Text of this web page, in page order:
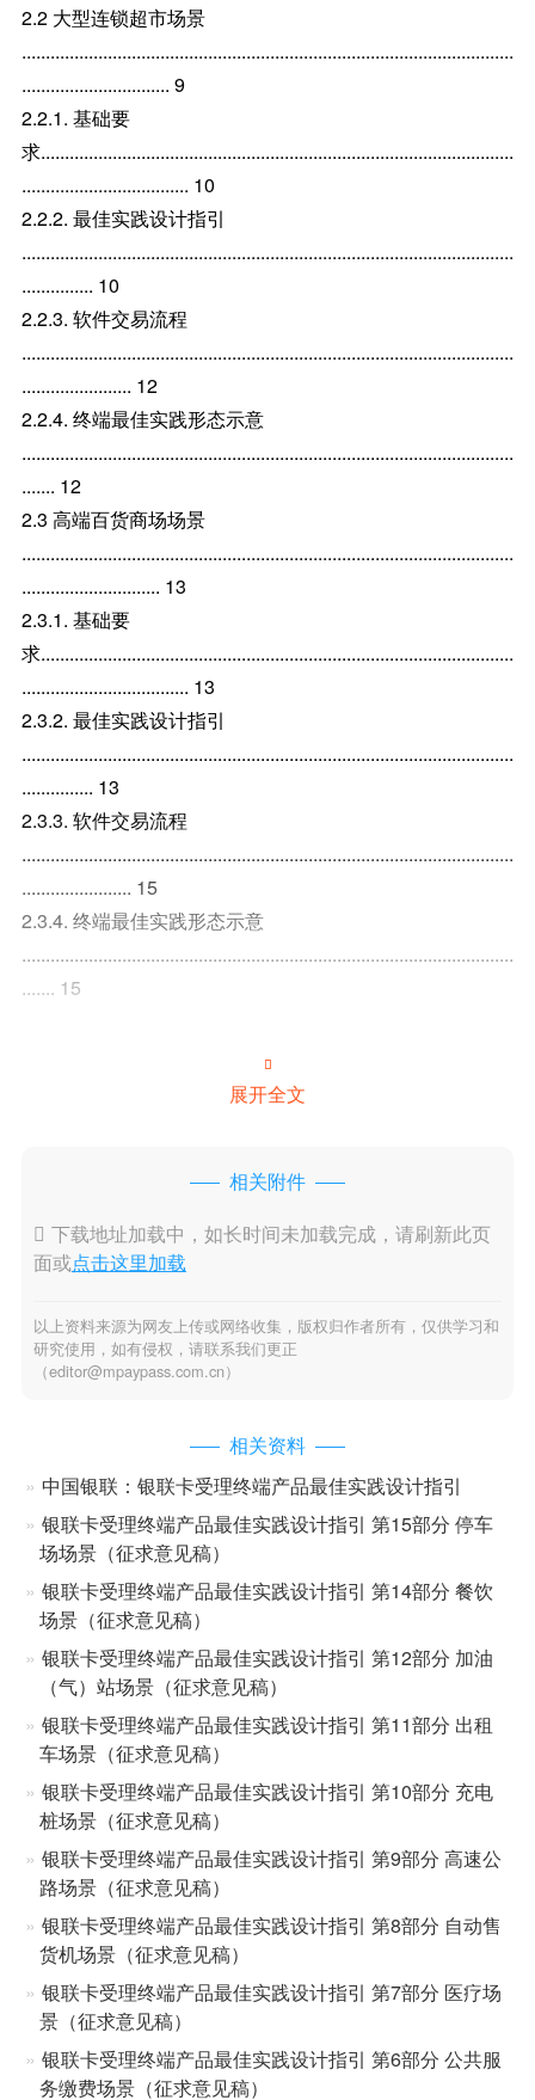
2.2 大型连锁超市场景
.......................................................................................................
............................... 9
2.2.1. 基础要
求...................................................................................................
................................... 10
2.2.2. 最佳实践设计指引
.......................................................................................................
............... 10
2.2.3. 软件交易流程
.......................................................................................................
....................... 12
2.2.4. 终端最佳实践形态示意
.......................................................................................................
....... 12
2.3 高端百货商场场景
.......................................................................................................
............................. 13
2.3.1. 基础要
求...................................................................................................
................................... 13
2.3.2. 最佳实践设计指引
.......................................................................................................
............... 13
2.3.3. 软件交易流程
.......................................................................................................
....................... 15
2.3.4. 终端最佳实践形态示意
.......................................................................................................
....... 15

展开全文
相关附件
 下载地址加载中，如长时间未加载完成，请刷新此页
面或点击这里加载
以上资料来源为网友上传或网络收集，版权归作者所有，仅供学习和
研究使用，如有侵权，请联系我们更正
（editor@mpaypass.com.cn）
相关资料
中国银联：银联卡受理终端产品最佳实践设计指引
银联卡受理终端产品最佳实践设计指引 第15部分 停车
场场景（征求意见稿）
银联卡受理终端产品最佳实践设计指引 第14部分 餐饮
场景（征求意见稿）
银联卡受理终端产品最佳实践设计指引 第12部分 加油
（气）站场景（征求意见稿）
银联卡受理终端产品最佳实践设计指引 第11部分 出租
车场景（征求意见稿）
银联卡受理终端产品最佳实践设计指引 第10部分 充电
桩场景（征求意见稿）
银联卡受理终端产品最佳实践设计指引 第9部分 高速公
路场景（征求意见稿）
银联卡受理终端产品最佳实践设计指引 第8部分 自动售
货机场景（征求意见稿）
银联卡受理终端产品最佳实践设计指引 第7部分 医疗场
景（征求意见稿）
银联卡受理终端产品最佳实践设计指引 第6部分 公共服
务缴费场景（征求意见稿）